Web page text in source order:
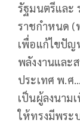
รัฐมนตรีและ
ราชกำหนด (
เพื่อแก้ไขปัญ
พลังงานและ
ประเทศ พ.ศ
เป็นผู้ลงนาม
ให้ทรงมีพระ